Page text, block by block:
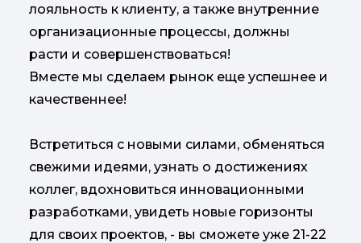
лояльность к клиенту, а также внутренние
организационные процессы, должны
расти и совершенствоваться!
Вместе мы сделаем рынок еще успешнее и
качественнее!
Встретиться с новыми силами, обменяться
свежими идеями, узнать о достижениях
коллег, вдохновиться инновационными
разработками, увидеть новые горизонты
для своих проектов, - вы сможете уже 21-22